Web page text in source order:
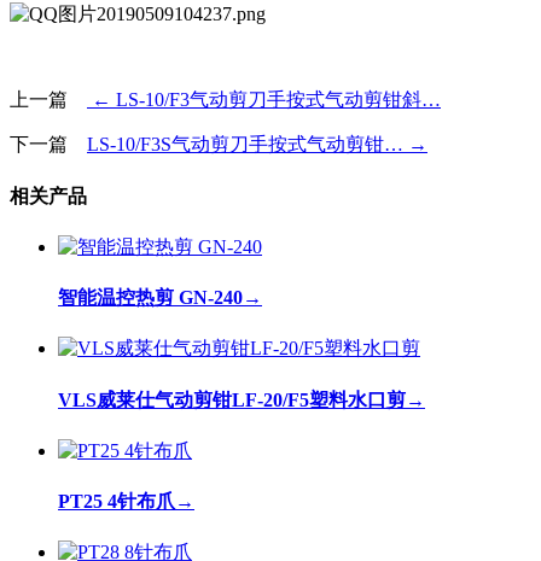
上一篇 ← LS-10/F3气动剪刀手按式气动剪钳斜…
下一篇 LS-10/F3S气动剪刀手按式气动剪钳… →
相关产品
智能温控热剪 GN-240→
VLS威莱仕气动剪钳LF-20/F5塑料水口剪→
PT25 4针布爪 →